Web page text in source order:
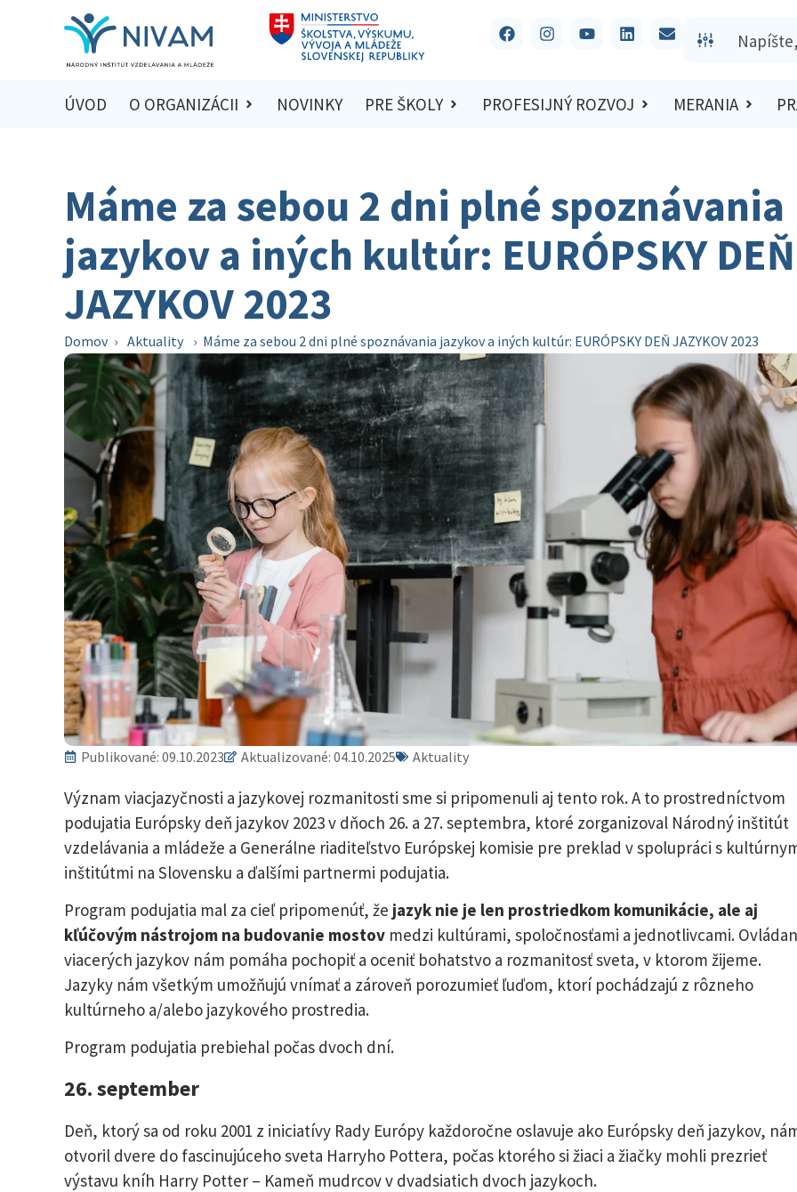
ÚVOD O ORGANIZÁCII NOVINKY PRE ŠKOLY PROFESIJNÝ ROZVOJ MERANIA
Máme za sebou 2 dni plné spoznávania
jazykov a iných kultúr: EURÓPSKY DEŇ
JAZYKOV 2023
Domov › Aktuality › Máme za sebou 2 dni plné spoznávania jazykov a iných kultúr: EURÓPSKY DEŇ JAZYKOV 2023
Publikované: 09.10.2023 Aktualizované: 04.10.2025 Aktuality
Význam viacjazyčnosti a jazykovej rozmanitosti sme si pripomenuli aj tento rok. A to prostredníctvom
podujatia Európsky deň jazykov 2023 v dňoch 26. a 27. septembra, ktoré zorganizoval Národný inštitút
vzdelávania a mládeže a Generálne riaditeľstvo Európskej komisie pre preklad v spolupráci s
inštitútmi na Slovensku a ďalšími partnermi podujatia.
Program podujatia mal za cieľ pripomenúť, že jazyk nie je len prostriedkom komunikácie, ale aj
kľúčovým nástrojom na budovanie mostov medzi kultúrami, spoločnosťami a jednotlivcami.
viacerých jazykov nám pomáha pochopiť a oceniť bohatstvo a rozmanitosť sveta, v ktorom žijeme.
Jazyky nám všetkým umožňujú vnímať a zároveň porozumieť ľuďom, ktorí pochádzajú z rôzneho
kultúrneho a/alebo jazykového prostredia.
Program podujatia prebiehal počas dvoch dní.
26. september
Deň, ktorý sa od roku 2001 z iniciatívy Rady Európy každoročne oslavuje ako Európsky deň jazykov,
otvoril dvere do fascinujúceho sveta Harryho Pottera, počas ktorého si žiaci a žiačky mohli prezrieť
výstavu kníh Harry Potter – Kameň mudrcov v dvadsiatich dvoch jazykoch.